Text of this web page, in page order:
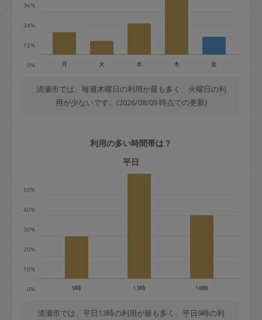
土曜日8時〜実施時間＝依頼金額の100%
＋交通費全額
依頼者不在による当日キャンセル＝依頼
金額の100%＋交通費全額
定期契約をキャンセルする場合、毎週定
期は月2回まで隔週定期は月1回までキャ
ンセル料は発生しません。それ以上はキ
・1回につき1,200円※
定期依頼1回（3時間）の金額とスポット
0%
12%
24%
36%
月 火 水 木 金
清瀬市では、毎週木曜日の利用が最も多く、火曜日の利
用が少ないです。(2026/08/09 時点での更新)
利用の多い時間帯は？
平日
0%
10%
20%
30%
40%
50%
9時 13時 18時
清瀬市では、平日13時の利用が最も多く、平日9時の利